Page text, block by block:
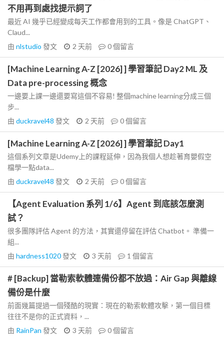
不用再到處找提示詞了
最近 AI 幾乎已經變成每天工作都會用到的工具。像是 ChatGPT、
Claud...
由 nlstudio 發文 2 天前 0個留言
[Machine Learning A-Z [2026] ] 學習筆記 Day2 ML 及
Data pre-processing 概念
一邊要上課一邊還要寫這個不容易! 整個machine learning分成三個
步...
由 duckravel48 發文 2 天前 0個留言
[Machine Learning A-Z [2026] ] 學習筆記 Day1
這個系列文章是Udemy上的課程延伸，因為我個人想趁著育嬰假空
檔學一點data...
由 duckravel48 發文 2 天前 0個留言
【Agent Evaluation 系列 1/6】Agent 到底該怎麼測
試？
很多團隊評估 Agent 的方法，其實還停留在評估 Chatbot。 準備一
組...
由 hardness1020發文 3 天前 1 個留言
# [Backup] 當勒索軟體連備份都不放過：Air Gap 與離線
備份是什麼
前面幾篇提過一個殘酷的現實：現在的勒索軟體攻擊，第一個目標
往往不是你的正式資料，...
由 RainPan 發文 3 天前 0個留言